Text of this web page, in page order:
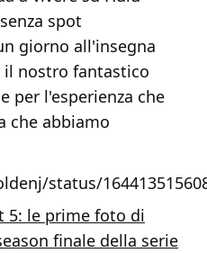
spot
giorno all'insegna
nostro fantastico
per l'esperienza che
che abbiamo
status/
5: le prime foto di
finale della serie